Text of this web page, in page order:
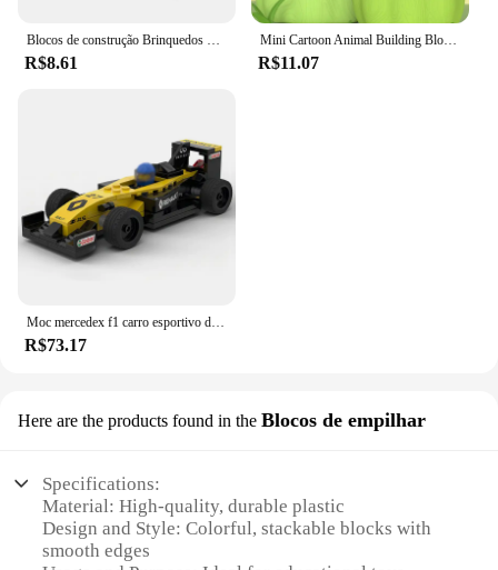
R$8.61
Mini Cartoon Animal Building Blocks para Crianças, Leão, Tigre, Modelo de Leitão, Brinquedos Educativos, Presente
R$11.07
Moc mercedex f1 carro esportivo de corrida w11 veículo velocidade campeão racer blocos de construção tijolo criativo garagem brinquedos para meninos presentes
R$73.17
Here are the products found in the Blocos de empilhar
Specifications:
Material: High-quality, durable plastic
Design and Style: Colorful, stackable blocks with
smooth edges